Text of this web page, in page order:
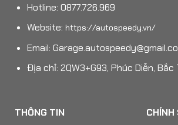
Hotline: 0877.726.969
Website: https://autospeedy.vn/
Email:
Địa chỉ: 2QW3+G93, Phúc Diễn, Bắc
THÔNG TIN CHÍNH